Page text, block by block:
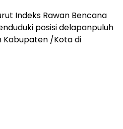
Indeks Rawan Bencana
posisi delapanpuluh
/Kota di